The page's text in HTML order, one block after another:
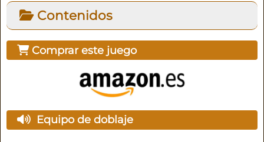
Contenidos
Comprar este juego
Equipo de doblaje